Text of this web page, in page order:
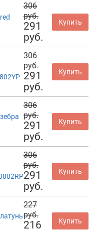
306
руб.
291
руб.
Купить
306
руб.
291
руб.
Купить
306
руб.
291
руб.
Купить
306
руб.
291
руб.
Купить
227
руб.
216
Купить